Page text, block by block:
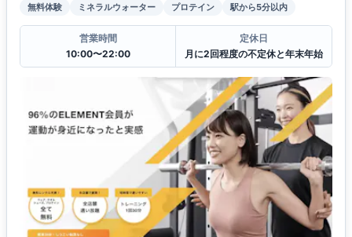
無料体験
ミネラルウォーター プロテイン 駅から5分以内
営業時間
10:00〜22:00
定休日
月に2回程度の不定休と年末年始